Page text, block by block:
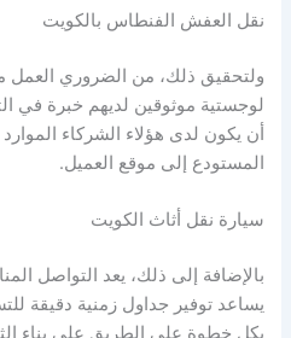
نقل العفش الفنطاس بالكويت
ولتحقيق ذلك، من الضروري
لوجستية موثوقين لديهم خبرة في
أن يكون لدى هؤلاء الشركاء الموارد
المستودع إلى موقع العميل.
سيارة نقل أثاث الكويت
بالإضافة إلى ذلك، يعد التواصل
يساعد توفير جداول زمنية دقيقة
بكل خطوة على الطريق على بناء